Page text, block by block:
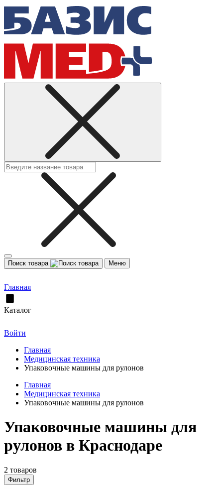
Поиск товара Меню
Главная
Каталог
Войти
Главная
Медицинская техника
Упаковочные машины для рулонов
Главная
Медицинская техника
Упаковочные машины для рулонов
Упаковочные машины для
рулонов в Краснодаре
2 товаров
Фильтр